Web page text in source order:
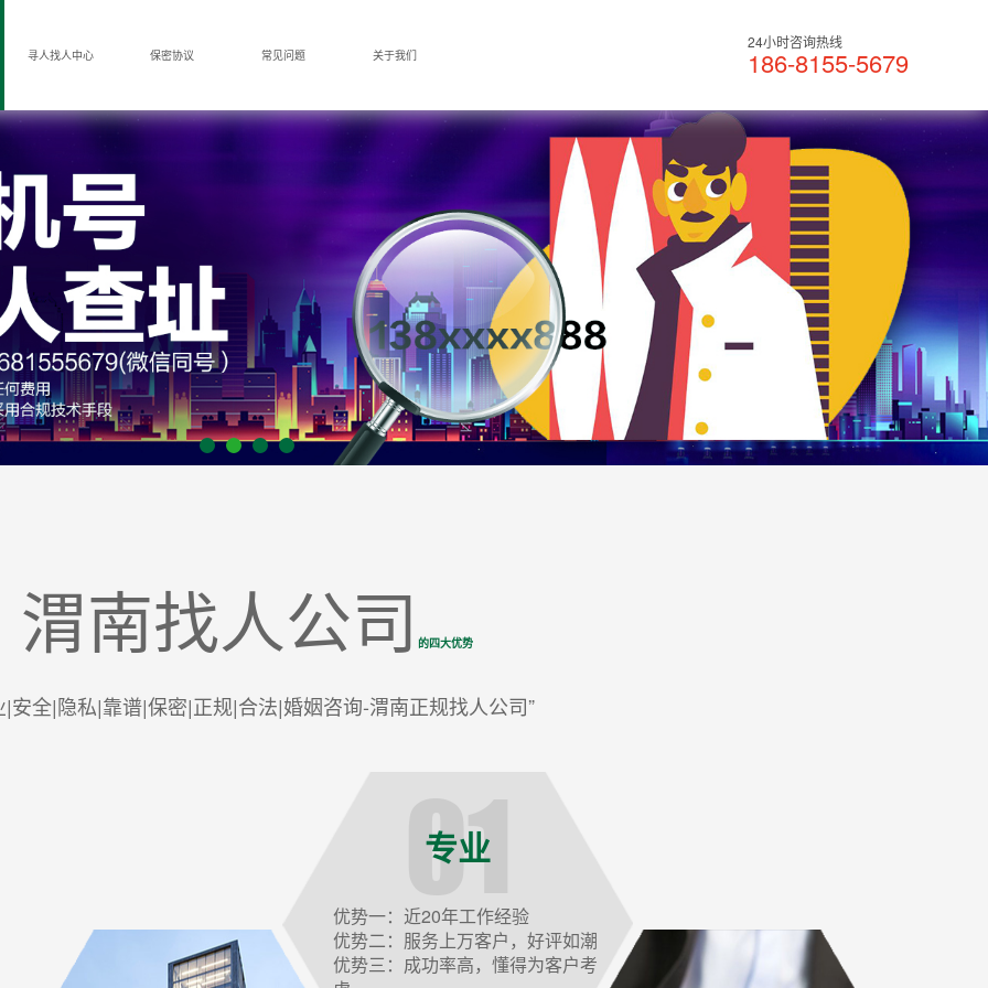
寻人找人中心 保密协议 常见问题 关于我们
24小时咨询热线
186-8155-5679
渭南找人公司 的四大优势
|安全|隐私|靠谱|保密|正规|合法|婚姻咨询-渭南正规找人公司”
专业
优势一：近20年工作经验
优势二：服务上万客户，好评如潮
优势三：成功率高，懂得为客户考